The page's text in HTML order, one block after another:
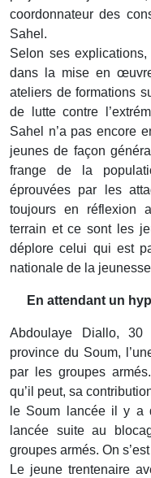
coordonnateur des
Sahel.
Selon ses
dans la mise en
ateliers de formations
de lutte contre
Sahel n’a pas encore
jeunes de façon
frange de la
éprouvées par les
toujours en réflexion
terrain et ce sont les
déplore celui qui est
nationale de la
En attendant un
Abdoulaye Diallo,
province du Soum,
par les groupes
qu’il peut, sa
le Soum lancée il y a
lancée suite au
groupes armés. On
Le jeune trentenaire